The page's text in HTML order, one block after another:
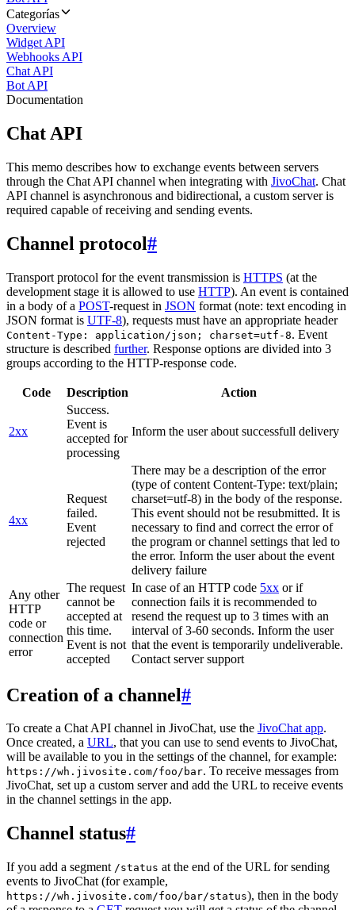
Categorías
Overview
Widget API
Webhooks API
Chat API
Bot API
Documentation
Chat API
This memo describes how to exchange events between servers
through the Chat API channel when integrating with JivoChat. Chat
API channel is asynchronous and bidirectional, a custom server is
required capable of receiving and sending events.
Channel protocol#
Transport protocol for the event transmission is HTTPS (at the
development stage it is allowed to use HTTP). An event is contained
in a body of a POST-request in JSON format (note: text encoding in
JSON format is UTF-8), requests must have an appropriate header
Content-Type: application/json; charset=utf-8. Event
structure is described further. Response options are divided into 3
groups according to the HTTP-response code.
Code Description Action
2xx
Success.
Event is
accepted for
processing
Inform the user about successfull delivery
4xx
Request
failed.
Event
rejected
There may be a description of the error
(type of content Content-Type: text/plain;
charset=utf-8) in the body of the response.
This event should not be resubmitted. It is
necessary to find and correct the error of
the program or channel settings that led to
the error. Inform the user about the event
delivery failure
Any other
HTTP
code or
connection
error
The request
cannot be
accepted at
this time.
Event is not
accepted
In case of an HTTP code 5xx or if
connection fails it is recommended to
resend the request up to 3 times with an
interval of 3-60 seconds. Inform the user
that the event is temporarily undeliverable.
Contact server support
Creation of a channel#
To create a Chat API channel in JivoChat, use the JivoChat app.
Once created, a URL, that you can use to send events to JivoChat,
will be available to you in the settings of the channel, for example:
https://wh.jivosite.com/foo/bar. To receive messages from
JivoChat, set up a custom server and add the URL to receive events
in the channel settings in the app.
Channel status#
If you add a segment /status at the end of the URL for sending
events to JivoChat (for example,
https://wh.jivosite.com/foo/bar/status), then in the body